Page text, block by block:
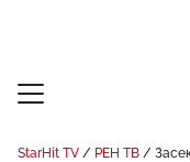
StarHit TV РЕН ТВ